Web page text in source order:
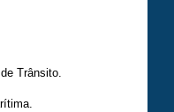
Trânsito.